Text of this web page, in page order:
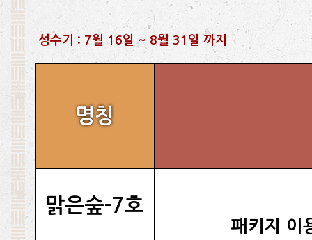
성수기 : 7월 16일 ~ 8월 31일 까지
명칭
맑은숲-7호
패키지 이